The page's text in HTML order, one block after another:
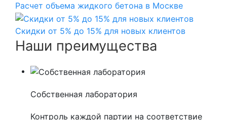
Расчет объема жидкого бетона в Москве
Скидки от 5% до 15% для новых клиентов
Наши преимущества
Собственная лаборатория
Контроль каждой партии на соответствие